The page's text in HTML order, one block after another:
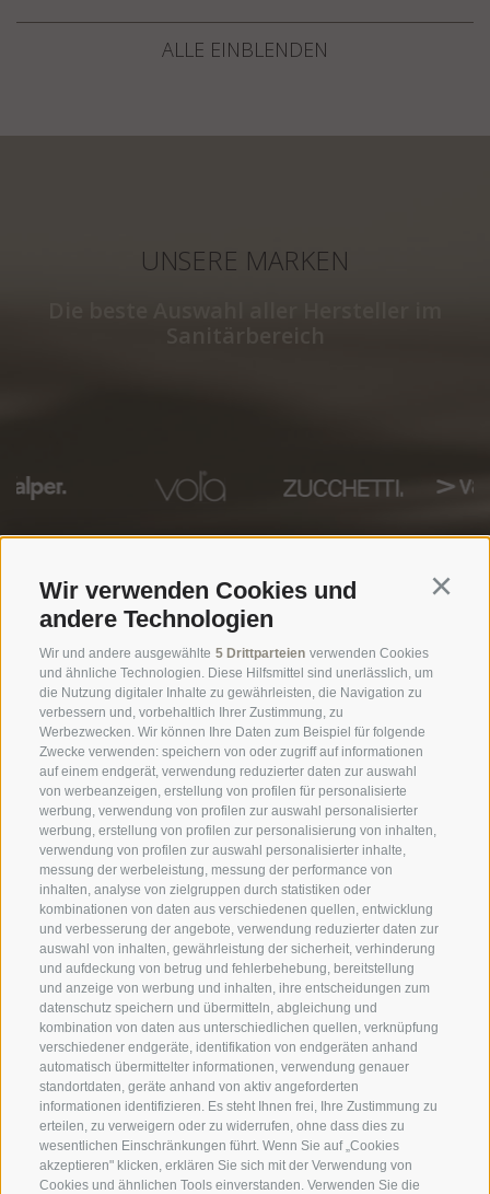
Wir verwenden Cookies und
andere Technologien
Wir und andere ausgewählte 5 Drittparteien verwenden Cookies
und ähnliche Technologien. Diese Hilfsmittel sind unerlässlich, um
die Nutzung digitaler Inhalte zu gewährleisten, die Navigation zu
verbessern und, vorbehaltlich Ihrer Zustimmung, zu
Werbezwecken. Wir können Ihre Daten zum Beispiel für folgende
Zwecke verwenden: speichern von oder zugriff auf informationen
auf einem endgerät, verwendung reduzierter daten zur auswahl
von werbeanzeigen, erstellung von profilen für personalisierte
werbung, verwendung von profilen zur auswahl personalisierter
werbung, erstellung von profilen zur personalisierung von inhalten,
verwendung von profilen zur auswahl personalisierter inhalte,
messung der werbeleistung, messung der performance von
inhalten, analyse von zielgruppen durch statistiken oder
kombinationen von daten aus verschiedenen quellen, entwicklung
und verbesserung der angebote, verwendung reduzierter daten zur
auswahl von inhalten, gewährleistung der sicherheit, verhinderung
und aufdeckung von betrug und fehlerbehebung, bereitstellung
und anzeige von werbung und inhalten, ihre entscheidungen zum
datenschutz speichern und übermitteln, abgleichung und
kombination von daten aus unterschiedlichen quellen, verknüpfung
verschiedener endgeräte, identifikation von endgeräten anhand
automatisch übermittelter informationen, verwendung genauer
standortdaten, geräte anhand von aktiv angeforderten
informationen identifizieren. Es steht Ihnen frei, Ihre Zustimmung zu
erteilen, zu verweigern oder zu widerrufen, ohne dass dies zu
wesentlichen Einschränkungen führt. Wenn Sie auf „Cookies
akzeptieren" klicken, erklären Sie sich mit der Verwendung von
Cookies und ähnlichen Tools einverstanden. Verwenden Sie die
ALLE EINBLENDEN
UNSERE MARKEN
Öffnungszeiten Ausstellung
Mo - Fr 8.00 - 12.00 | 14.00 - 18.30
Samstag nach Terminvereinbarung ( tel. 0471-
971007)
Öffnungszeiten Magazin/Warenabholung
Mo - Fr 7.30 - 12.00 | 13.30 - 17.00
Termocenter OHG
Mayr-Nusser-Str. 24
I - 39100 Bozen
+39 0471 971007
info@termocenter.com
+39 0471 971007